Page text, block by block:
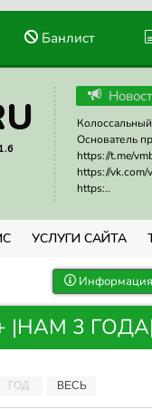
Банлист
Основатель
https://t.me/
https://vk.com/
https:..
УСЛУГИ САЙТА
3 ГОДА| |
ГОД ВЕСЬ